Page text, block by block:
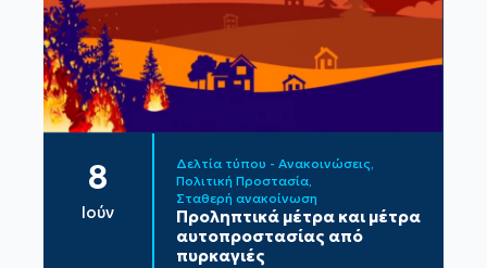
8
Ιούν
Δελτία τύπου - Ανακοινώσεις
Πολιτική Προστασία
Σταθερή ανακοίνωση
Προληπτικά μέτρα και μέτρα
αυτοπροστασίας από
πυρκαγιές